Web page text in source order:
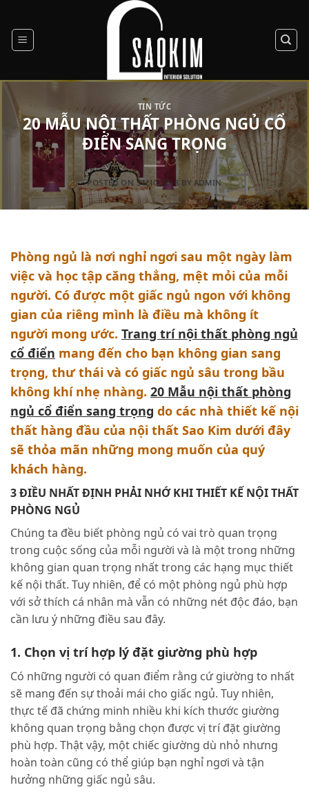
content
TIN TỨC
20 MẪU NỘI THẤT PHÒNG NGỦ CỔ
ĐIỂN SANG TRỌNG
POSTED ON 31/10/2018 BYADMIN
Phòng ngủ là nơi nghỉ ngơi sau một ngày làm
việc và học tập căng thẳng, mệt mỏi của mỗi
người. Có được một giấc ngủ ngon với không
gian của riêng mình là điều mà không ít
người mong ước. Trang trí nội thất phòng ngủ
cổ điển mang đến cho bạn không gian sang
trọng, thư thái và có giấc ngủ sâu trong bầu
không khí nhẹ nhàng. 20 Mẫu nội thất phòng
ngủ cổ điển sang trọng do các nhà thiết kế nội
thất hàng đầu của nội thất Sao Kim dưới đây
sẽ thỏa mãn những mong muốn của quý
khách hàng.
3 ĐIỀU NHẤT ĐỊNH PHẢI NHỚ KHI THIẾT KẾ NỘI THẤT
PHÒNG NGỦ
Chúng ta đều biết phòng ngủ có vai trò quan trọng
trong cuộc sống của mỗi người và là một trong những
không gian quan trọng nhất trong các hạng mục thiết
kế nội thất. Tuy nhiên, để có một phòng ngủ phù hợp
với sở thích cá nhân mà vẫn có những nét độc đáo, bạn
cần lưu ý những điều sau đây.
1. Chọn vị trí hợp lý đặt giường phù hợp
Có những người có quan điểm rằng cứ giường to nhất
sẽ mang đến sự thoải mái cho giấc ngủ. Tuy nhiên,
thực tế đã chứng minh nhiều khi kích thước giường
không quan trọng bằng chọn được vị trí đặt giường
phù hợp. Thật vậy, một chiếc giường dù nhỏ nhưng
hoàn toàn cũng có thể giúp bạn nghỉ ngơi và tận
hưởng những giấc ngủ sâu.